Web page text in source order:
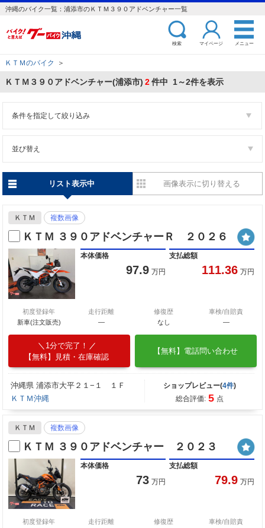
沖縄のバイク一覧：浦添市のＫＴＭ３９０アドベンチャー一覧
検索 マイページ メニュー
ＫＴＭのバイク ＞
ＫＴＭ３９０アドベンチャー(浦添市) 2件中 1～2件を表示
条件を指定して絞り込み
並び替え
リスト表示中 画像表示に切り替える
ＫＴＭ 複数画像
ＫＴＭ ３９０アドベンチャーＲ ２０２６
本体価格
97.9 万円
支払総額
111.36 万円
初度登録年
新車(注文販売)
走行距離
―
修復歴
なし
車検/自賠責
―
1分で完了！
【無料】見積・在庫確認
【無料】電話問い合わせ
沖縄県 浦添市大平２１−１ １Ｆ
ＫＴＭ沖縄
ショップレビュー(4件)
総合評価: 5 点
ＫＴＭ 複数画像
ＫＴＭ ３９０アドベンチャー ２０２３
本体価格
73 万円
支払総額
79.9 万円
初度登録年
走行距離
修復歴
車検/自賠責